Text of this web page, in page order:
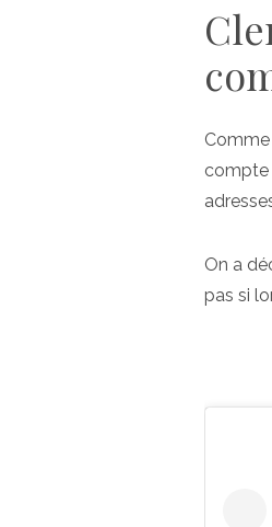
compte
On a
pas si